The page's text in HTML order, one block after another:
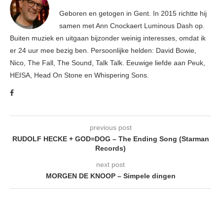
Geboren en getogen in Gent. In 2015 richtte hij
samen met Ann Cnockaert Luminous Dash op.
Buiten muziek en uitgaan bijzonder weinig interesses, omdat ik
er 24 uur mee bezig ben. Persoonlijke helden: David Bowie,
Nico, The Fall, The Sound, Talk Talk. Eeuwige liefde aan Peuk,
HEISA, Head On Stone en Whispering Sons.
previous post
RUDOLF HECKE + GOD=DOG – The Ending Song (Starman
Records)
next post
MORGEN DE KNOOP – Simpele dingen